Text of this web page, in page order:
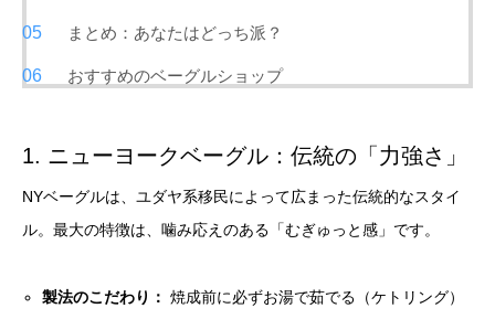
まとめ：あなたはどっち派？
おすすめのベーグルショップ
1. ニューヨークベーグル：伝統の「力強さ」
NYベーグルは、ユダヤ系移民によって広まった伝統的なスタイ
ル。最大の特徴は、噛み応えのある「むぎゅっと感」です。
製法のこだわり： 焼成前に必ずお湯で茹でる（ケトリング）